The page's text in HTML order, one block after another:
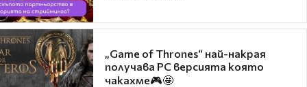
„Game of Thrones“ най-накрая
получава PC версията която
чакахме🎮🤩